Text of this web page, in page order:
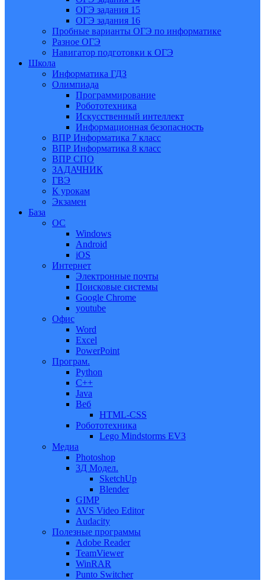
ОГЭ задания 15
ОГЭ задания 16
Пробные варианты ОГЭ по информатике
Разное ОГЭ
Навигатор подготовки к ОГЭ
Школа
Информатика ГДЗ
Олимпиада
Программирование
Робототехника
Искусственный интеллект
Информационная безопасность
ВПР Информатика 7 класс
ВПР Информатика 8 класс
ВПР СПО
ЗАДАЧНИК
ГВЭ
К урокам
Экзамен
База
ОС
Windows
Android
iOS
Интернет
Электронные почты
Поисковые системы
Google Chrome
youtube
Офис
Word
Excel
PowerPoint
Програм.
Python
C++
Java
Веб
HTML-CSS
Робототехника
Lego Mindstorms EV3
Медиа
Photoshop
3Д Модел.
SketchUp
Blender
GIMP
AVS Video Editor
Audacity
Полезные программы
Adobe Reader
TeamViewer
WinRAR
Punto Switcher